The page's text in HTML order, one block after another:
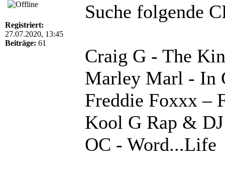
Registriert:
27.07.2020, 13:45
Beiträge: 61
Suche folgende
Craig G - The
Marley Marl - In
Freddie Foxxx ‎–
Kool G Rap &
OC - Word...Life